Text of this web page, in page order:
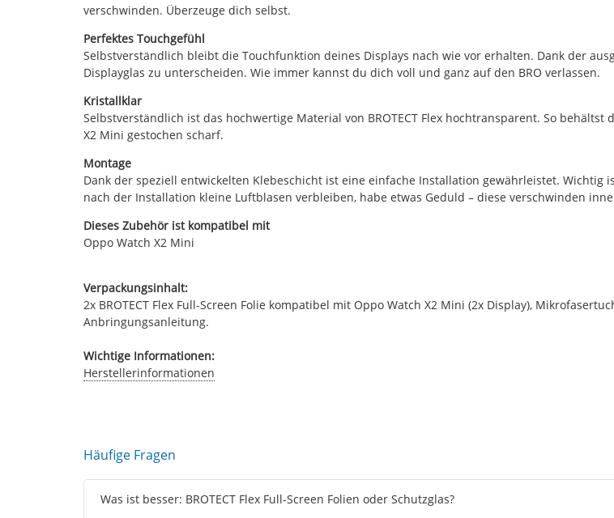
verschwinden. Überzeuge dich selbst.
Perfektes Touchgefühl
Selbstverständlich bleibt die Touchfunktion deines Displays nach wie vor erhalten. Dank der
Displayglas zu unterscheiden. Wie immer kannst du dich voll und ganz auf den BRO verlassen.
Kristallklar
Selbstverständlich ist das hochwertige Material von BROTECT Flex hochtransparent. So
X2 Mini gestochen scharf.
Montage
Dank der speziell entwickelten Klebeschicht ist eine einfache Installation gewährleistet. Wichtig
nach der Installation kleine Luftblasen verbleiben, habe etwas Geduld – diese verschwinden
Dieses Zubehör ist kompatibel mit
Oppo Watch X2 Mini
Verpackungsinhalt:
2x BROTECT Flex Full-Screen Folie kompatibel mit Oppo Watch X2 Mini (2x Display),
Anbringungsanleitung.
Wichtige Informationen:
Herstellerinformationen
Häufige Fragen
Was ist besser: BROTECT Flex Full-Screen Folien oder Schutzglas?